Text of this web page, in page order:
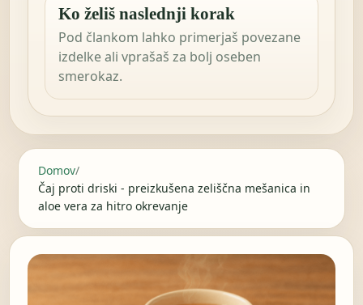
Ko želiš naslednji korak
Pod člankom lahko primerjaš povezane
izdelke ali vprašaš za bolj oseben
smerokaz.
Domov/
Čaj proti driski - preizkušena zeliščna mešanica in
aloe vera za hitro okrevanje